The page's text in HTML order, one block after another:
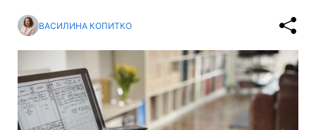
ВАСИЛИНА КОПИТКО